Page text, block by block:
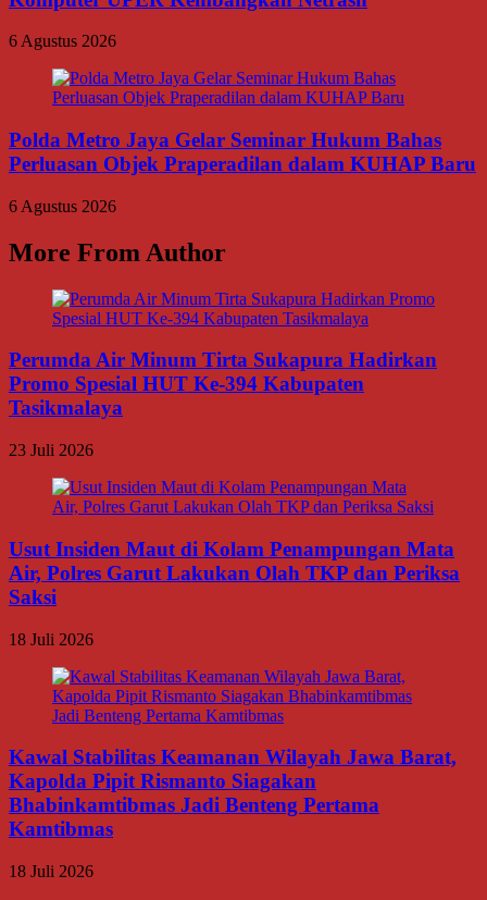
6 Agustus 2026
Polda Metro Jaya Gelar Seminar Hukum Bahas
Perluasan Objek Praperadilan dalam KUHAP Baru
6 Agustus 2026
More From Author
Perumda Air Minum Tirta Sukapura Hadirkan
Promo Spesial HUT Ke-394 Kabupaten
Tasikmalaya
23 Juli 2026
Usut Insiden Maut di Kolam Penampungan Mata
Air, Polres Garut Lakukan Olah TKP dan Periksa
Saksi
18 Juli 2026
Kawal Stabilitas Keamanan Wilayah Jawa Barat,
Kapolda Pipit Rismanto Siagakan
Bhabinkamtibmas Jadi Benteng Pertama
Kamtibmas
18 Juli 2026